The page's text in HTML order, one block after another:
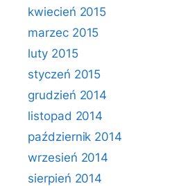
kwiecień 2015
marzec 2015
luty 2015
styczeń 2015
grudzień 2014
listopad 2014
październik 2014
wrzesień 2014
sierpień 2014